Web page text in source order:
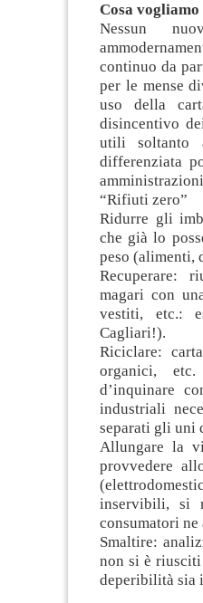
Cosa vogliamo
Nessun
continuo da
per le mense
uso della
disincentivo
utili soltanto
differenziata
“Rifiuti zero”
Ridurre gli
che già lo
peso (alimenti,
Recuperare:
magari con
vestiti, etc.:
Cagliari!).
Riciclare:
organici,
d’inquinare
industriali
separati gli uni
Allungare la
provvedere
inservibili, si
consumatori
Smaltire:
non si è riusciti
deperibilità sia